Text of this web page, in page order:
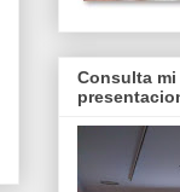
Consulta